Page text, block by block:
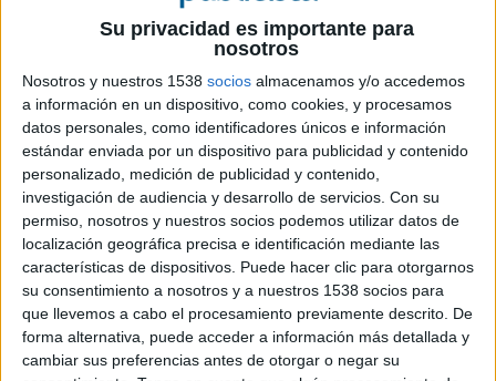
Su privacidad es importante para
nosotros
Nosotros y nuestros 1538 socios almacenamos y/o accedemos
a información en un dispositivo, como cookies, y procesamos
datos personales, como identificadores únicos e información
estándar enviada por un dispositivo para publicidad y contenido
personalizado, medición de publicidad y contenido,
investigación de audiencia y desarrollo de servicios. Con su
permiso, nosotros y nuestros socios podemos utilizar datos de
localización geográfica precisa e identificación mediante las
características de dispositivos. Puede hacer clic para otorgarnos
su consentimiento a nosotros y a nuestros 1538 socios para
que llevemos a cabo el procesamiento previamente descrito. De
forma alternativa, puede acceder a información más detallada y
cambiar sus preferencias antes de otorgar o negar su
En España hubo una exploción en los niveles de
búsqueda de harina y de diferentes tipos de
harina (como harina de coco, harina de arroz,
harina de almendra) entre febrero y junio -
probablemente adjudicado al afán de almacenar
productos- que rápidamente decreció en los
promedios de búsquedas, una vez que los
consumidores entendieron que los negocios
físicos esenciales continuarían a permanecer
abiertos durante las restricciones
gubernamentales debido a la pandemia.
●Trabajo remoto- Esta tendencia ha llegado